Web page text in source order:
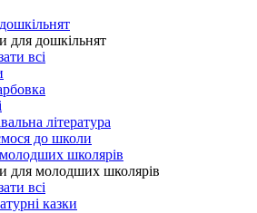
для дошкільнят
всі
література
до школи
школярів
для молодших школярів
всі
казки